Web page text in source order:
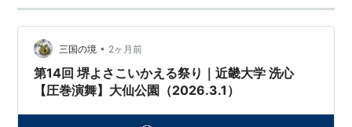
部の一部を移転
1992年 - 大学院産業技術研究科設置
1993年 - 和歌山県那賀郡打田町（現紀の川市）にキ
三国の境 • 2ヶ月前
第14回 堺よさこいかえる祭り｜近畿大学 洗心
【圧巻演舞】大仙公園（2026.3.1）